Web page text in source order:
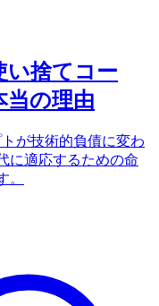
い捨てコー
当の理由
が技術的負債に変わ
に適応するための命
。